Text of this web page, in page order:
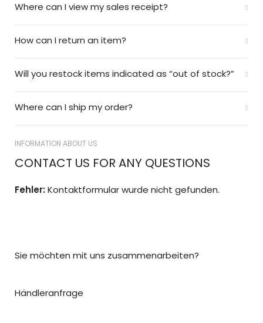
Where can I view my sales receipt?
How can I return an item?
Will you restock items indicated as “out of stock?”
Where can I ship my order?
INFORMATION ABOUT US
CONTACT US FOR ANY QUESTIONS
Fehler:Kontaktformular wurde nicht gefunden.
Sie möchten mit uns zusammenarbeiten?
Händleranfrage